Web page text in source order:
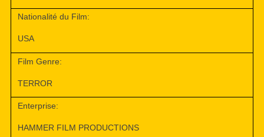
Nationalité du Film:
USA
Film Genre:
TERROR
Enterprise:
HAMMER FILM PRODUCTIONS